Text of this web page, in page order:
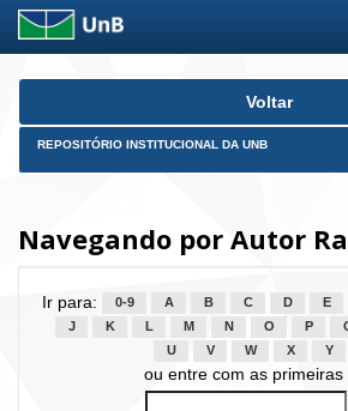
Skip
Voltar
REPOSITÓRIO INSTITUCIONAL DA UNB
Navegando por Autor
Ir para: 0-9 A B C D E
J
K L M N O P
U
V W X Y
ou entre com as primeiras